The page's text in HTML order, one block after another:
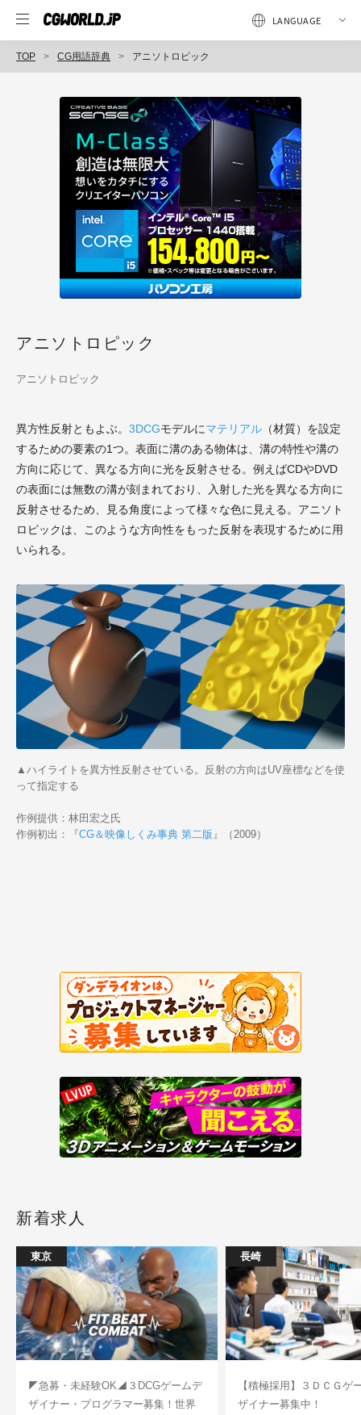
TOP CG用語辞典 アニソトロピック
アニソトロピック
アニソトロピック
異方性反射ともよぶ。 3DCGモデルにマテリアル （材質）を設定
するための要素の1つ。表面に溝のある物体は、溝の特性や溝の
方向に応じて、異なる方向に光を反射させる。例えばCDやDVD
の表面には無数の溝が刻まれており、入射した光を異なる方向に
反射させるため、見る角度によって様々な色に見える。アニソト
ロピックは、このような方向性をもった反射を表現するために用
いられる。
▲ハイライトを異方性反射させている。反射の方向はUV座標などを使
って指定する
作例提供：林田宏之氏
作例初出：『CG＆映像しくみ事典 第二版 』（2009）
新着求人
東京
◤急募・未経験OK◢３DCGゲームデ
ザイナー・プログラマー募集！世界
長崎
【積極採用】３ＤＣＧゲ
ザイナー募集中！